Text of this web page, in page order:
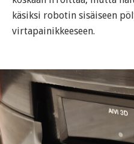
käsiksi robotin sisäiseen
virtapainikkeeseen.